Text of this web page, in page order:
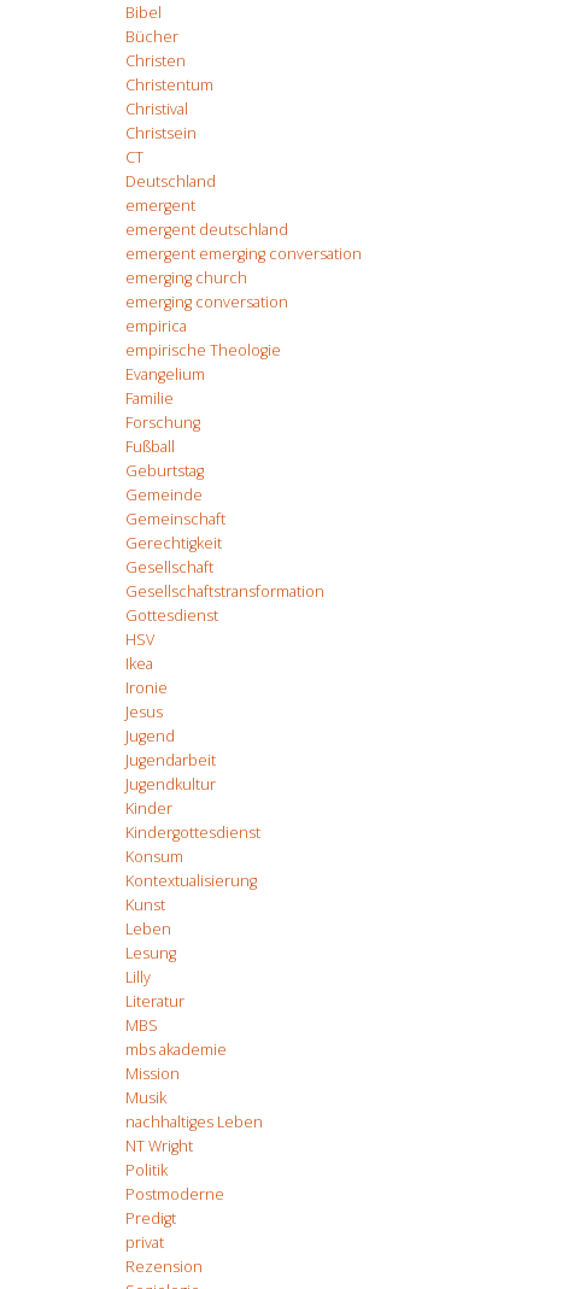
Bibel
Bücher
Christen
Christentum
Christival
Christsein
CT
Deutschland
emergent
emergent deutschland
emergent emerging conversation
emerging church
emerging conversation
empirica
empirische Theologie
Evangelium
Familie
Forschung
Fußball
Geburtstag
Gemeinde
Gemeinschaft
Gerechtigkeit
Gesellschaft
Gesellschaftstransformation
Gottesdienst
HSV
Ikea
Ironie
Jesus
Jugend
Jugendarbeit
Jugendkultur
Kinder
Kindergottesdienst
Konsum
Kontextualisierung
Kunst
Leben
Lesung
Lilly
Literatur
MBS
mbs akademie
Mission
Musik
nachhaltiges Leben
NT Wright
Politik
Postmoderne
Predigt
privat
Rezension